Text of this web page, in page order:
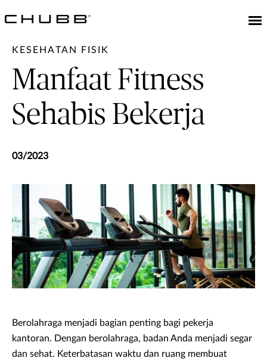
KESEHATAN FISIK
Manfaat Fitness
Sehabis Bekerja
03/2023
Berolahraga menjadi bagian penting bagi pekerja
kantoran. Dengan berolahraga, badan Anda menjadi segar
dan sehat. Keterbatasan waktu dan ruang membuat